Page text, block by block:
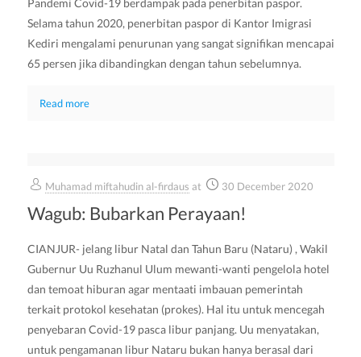
Pandemi Covid-19 berdampak pada penerbitan paspor.
Selama tahun 2020, penerbitan paspor di Kantor Imigrasi
Kediri mengalami penurunan yang sangat signifikan mencapai
65 persen jika dibandingkan dengan tahun sebelumnya.
Read more
Muhamad miftahudin al-firdaus at 30 December 2020
Wagub: Bubarkan Perayaan!
CIANJUR- jelang libur Natal dan Tahun Baru (Nataru) , Wakil
Gubernur Uu Ruzhanul Ulum mewanti-wanti pengelola hotel
dan temoat hiburan agar mentaati imbauan pemerintah
terkait protokol kesehatan (prokes). Hal itu untuk mencegah
penyebaran Covid-19 pasca libur panjang. Uu menyatakan,
untuk pengamanan libur Nataru bukan hanya berasal dari